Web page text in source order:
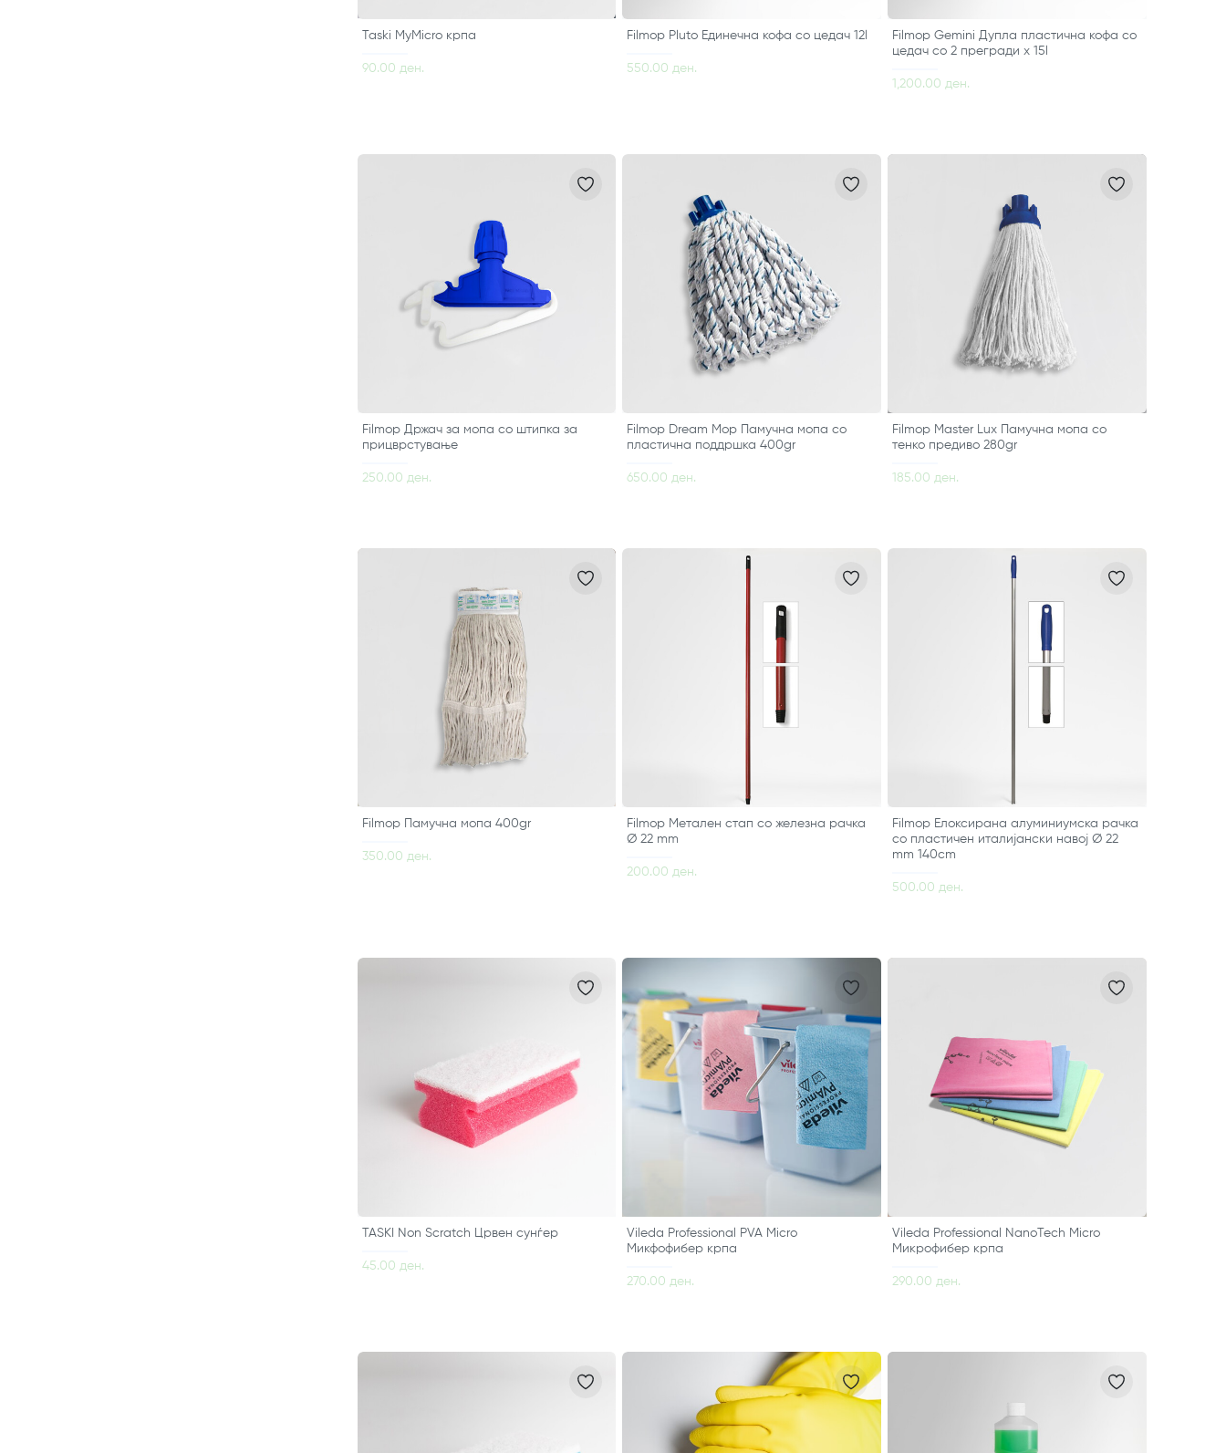
Taski MyMicro крпа
90.00 ден.
Filmop Pluto Единечна кофа со цедач 12l
550.00 ден.
Filmop Gemini Дупла пластична кофа со
цедач со 2 прегради х 15l
1,200.00 ден.
Filmop Држач за мопа со штипка за
прицврстување
250.00 ден.
Filmop Dream Mop Памучна мопа со
пластична поддршка 400gr
650.00 ден.
Filmop Master Lux Памучна мопа со
тенко предиво 280gr
185.00 ден.
Filmop Памучна мопа 400gr
350.00 ден.
Filmop Метален стап со железна рачка
Ø 22 mm
200.00 ден.
Filmop Елоксирана алуминиумска рачка
со пластичен италијански навој Ø 22
mm 140cm
500.00 ден.
TASKI Non Scratch Црвен сунѓер
45.00 ден.
Vileda Professional PVA Micro
Микфофибер крпа
270.00 ден.
Vileda Professional NanoTech Micro
Микрофибер крпа
290.00 ден.